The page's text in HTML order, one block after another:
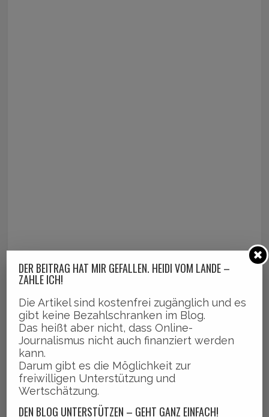
DER BEITRAG HAT MIR GEFALLEN. HEIDI VOM LANDE –
ZAHLE ICH!
Die Artikel sind kostenfrei zugänglich und es
gibt keine Bezahlschranken im Blog.
Das heißt aber nicht, dass Online-
Journalismus nicht auch finanziert werden
kann.
Darum gibt es die Möglichkeit zur
freiwilligen Unterstützung und
Wertschätzung.
DEN BLOG UNTERSTÜTZEN – GEHT GANZ EINFACH!